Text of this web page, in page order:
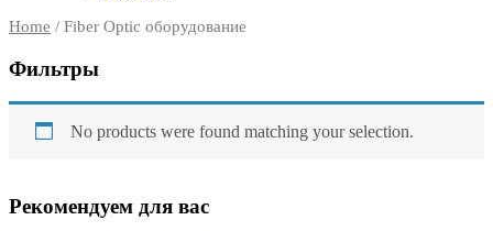
Home / Fiber Optic оборудование
Фильтры
No products were found matching your selection.
Рекомендуем для вас